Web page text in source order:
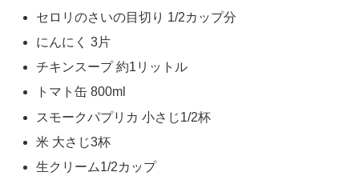
セロリのさいの目切り 1/2カップ分
にんにく 3片
チキンスープ 約1リットル
トマト缶 800ml
スモークパプリカ 小さじ1/2杯
米 大さじ3杯
生クリーム1/2カップ